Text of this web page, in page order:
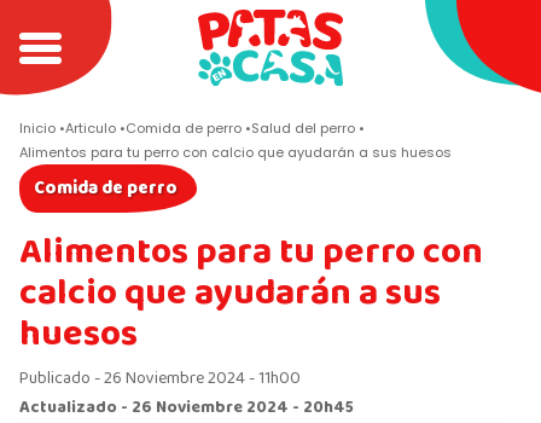
Inicio Articulo Comida de perro Salud del perro
Alimentos para tu perro con calcio que ayudarán a sus huesos
Comida de perro
Alimentos para tu perro con
calcio que ayudarán a sus
huesos
Publicado - 26 Noviembre 2024 - 11h00
Actualizado - 26 Noviembre 2024 - 20h45